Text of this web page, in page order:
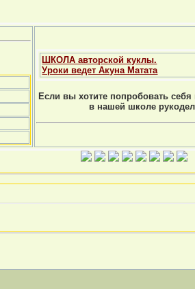
ШКОЛА авторской куклы.
Уроки ведет Акуна Матата
Если вы хотите попробовать
в нашей школе